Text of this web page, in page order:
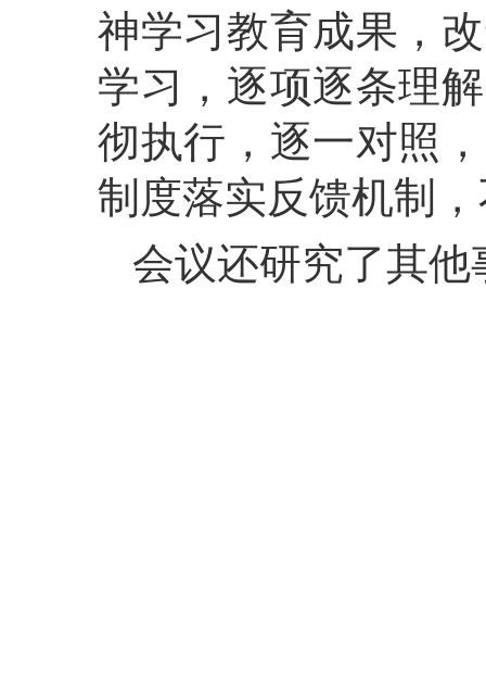
神学习教育成果，
学习，逐项逐条理
彻执行，逐一对照
制度落实反馈机制
会议还研究了其他